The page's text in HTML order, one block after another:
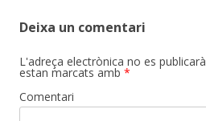
Deixa un comentari
L'adreça electrònica no es publicarà
estan marcats amb *
Comentari